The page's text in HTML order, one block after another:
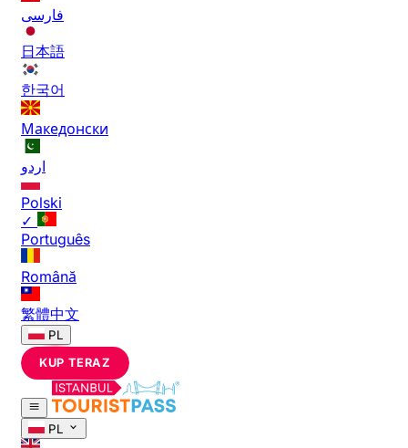
فارسی
日本語
한국어
Македонски
اردو
Polski
✓
Português
Română
繁體中文
PL
KUP TERAZ
PL